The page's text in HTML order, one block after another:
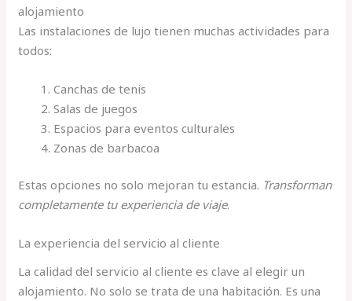
alojamiento
Las instalaciones de lujo tienen muchas actividades para
todos:
Canchas de tenis
Salas de juegos
Espacios para eventos culturales
Zonas de barbacoa
Estas opciones no solo mejoran tu estancia. Transforman
completamente tu experiencia de viaje.
La experiencia del servicio al cliente
La calidad del servicio al cliente es clave al elegir un
alojamiento. No solo se trata de una habitación. Es una